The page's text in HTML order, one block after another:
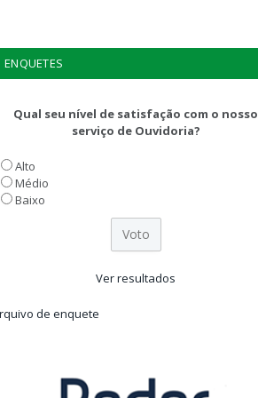
ENQUETES
Qual seu nível de satisfação com o nosso
serviço de Ouvidoria?
Alto
Médio
Baixo
Ver resultados
de enquete